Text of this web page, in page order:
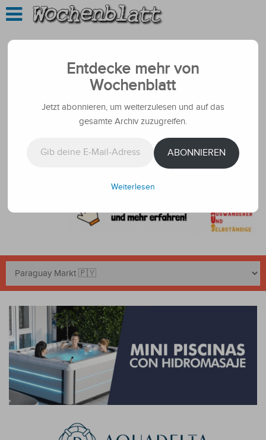
Entdecke mehr von
Wochenblatt
Jetzt abonnieren, um weiterzulesen und auf das
gesamte Archiv zuzugreifen.
ABONNIEREN
Weiterlesen